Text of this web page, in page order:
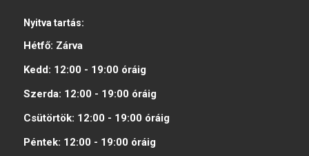
Nyitva tartás:
Hétfő: Zárva
Kedd: 12:00 - 19:00 óráig
Szerda: 12:00 - 19:00 óráig
Csütörtök: 12:00 - 19:00 óráig
Péntek: 12:00 - 19:00 óráig